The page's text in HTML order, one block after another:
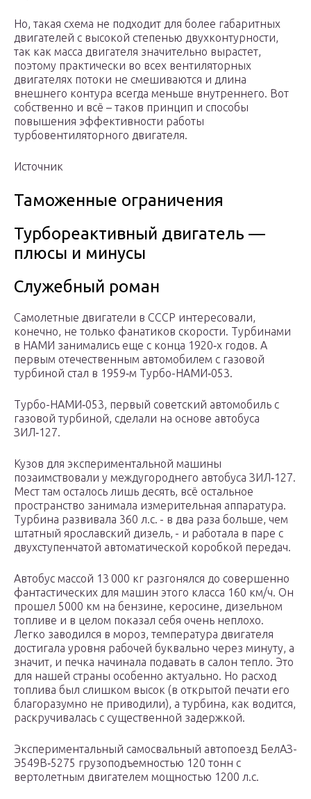
Но, такая схема не подходит для более габаритных
двигателей с высокой степенью двухконтурности,
так как масса двигателя значительно вырастет,
поэтому практически во всех вентиляторных
двигателях потоки не смешиваются и длина
внешнего контура всегда меньше внутреннего. Вот
собственно и всё – таков принцип и способы
повышения эффективности работы
турбовентиляторного двигателя.
Источник
Таможенные ограничения
Турбореактивный двигатель —
плюсы и минусы
Служебный роман
Самолетные двигатели в СССР интересовали,
конечно, не только фанатиков скорости. Турбинами
в НАМИ занимались еще с конца 1920‑х годов. А
первым отечественным автомобилем с газовой
турбиной стал в 1959‑м Турбо-НАМИ‑053.
Турбо-НАМИ‑053, первый советский автомобиль с
газовой турбиной, сделали на основе автобуса
ЗИЛ‑127.
Кузов для экспериментальной машины
позаимствовали у междугороднего автобуса ЗИЛ‑127.
Мест там осталось лишь десять, всё остальное
пространство занимала измерительная аппаратура.
Турбина развивала 360 л.с. - в два раза больше, чем
штатный ярославский дизель, - и работала в паре с
двухступенчатой автоматической коробкой передач.
Автобус массой 13 000 кг разгонялся до совершенно
фантастических для машин этого класса 160 км/ч. Он
прошел 5000 км на бензине, керосине, дизельном
топливе и в целом показал себя очень неплохо.
Легко заводился в мороз, температура двигателя
достигала уровня рабочей буквально через минуту, а
значит, и печка начинала подавать в салон тепло. Это
для нашей страны особенно актуально. Но расход
топлива был слишком высок (в открытой печати его
благоразумно не приводили), а турбина, как водится,
раскручивалась с существенной задержкой.
Экспериментальный самосвальный автопоезд БелАЗ-
Э549В‑5275 грузоподъемностью 120 тонн с
вертолетным двигателем мощностью 1200 л.с.